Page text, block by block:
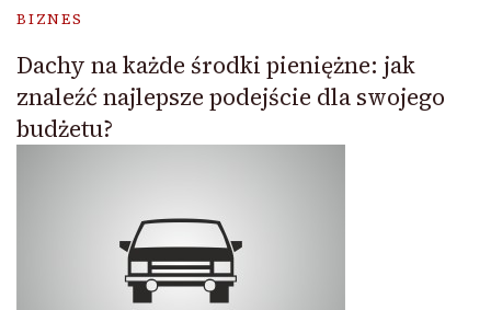
BIZNES
Dachy na każde środki pieniężne: jak
znaleźć najlepsze podejście dla swojego
budżetu?